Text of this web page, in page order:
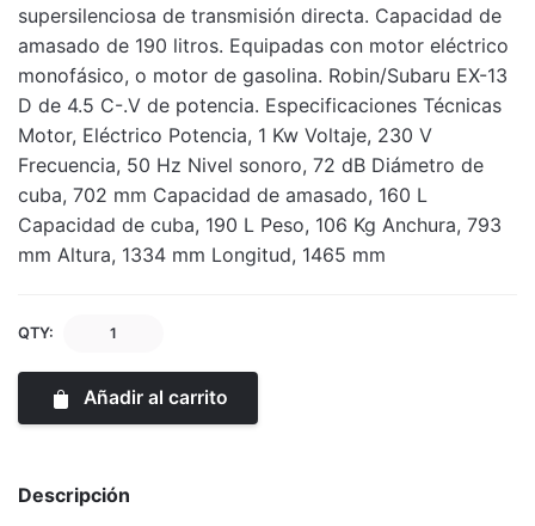
supersilenciosa de transmisión directa. Capacidad de
amasado de 190 litros. Equipadas con motor eléctrico
monofásico, o motor de gasolina. Robin/Subaru EX-13
D de 4.5 C-.V de potencia. Especificaciones Técnicas
Motor, Eléctrico Potencia, 1 Kw Voltaje, 230 V
Frecuencia, 50 Hz Nivel sonoro, 72 dB Diámetro de
cuba, 702 mm Capacidad de amasado, 160 L
Capacidad de cuba, 190 L Peso, 106 Kg Anchura, 793
mm Altura, 1334 mm Longitud, 1465 mm
QTY:
Añadir al carrito
Descripción